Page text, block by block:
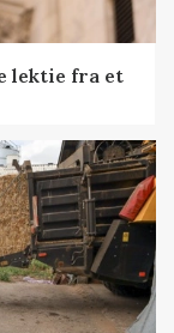
lektie fra et